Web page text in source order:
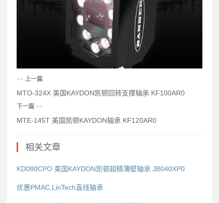
<< 上一篇
MTO-324X 美国KAYDON凯顿回转支撑轴承 KF100AR0
下一篇 >>
MTE-145T 美国凯顿KAYDON轴承 KF120AR0
相关文章
KD080CPO 美国KAYDON凯顿超精薄壁轴承 JB040XP0
优惠PMAC,LinTech直线轴承